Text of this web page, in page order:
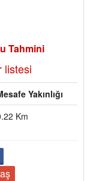
Tahmini
listesi
Yakınlığı
Km